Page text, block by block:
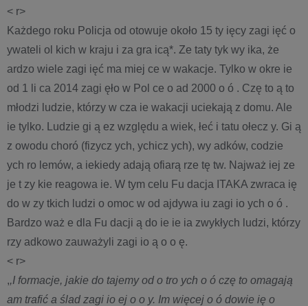
< r>
Każdego roku Policja od otowuje około 15 ty ięcy zagi ięć o
ywateli ol kich w kraju i za gra icą*. Ze taty tyk wy ika, że
ardzo wiele zagi ięć ma miej ce w wakacje. Tylko w okre ie
od 1 li ca 2014 zagi ęło w Pol ce o ad 2000 o ó . Czę to ą to
młodzi ludzie, którzy w cza ie wakacji uciekają z domu. Ale
ie tylko. Ludzie gi ą ez względu a wiek, łeć i tatu ołecz y. Gi ą
z owodu choró (fizycz ych, ychicz ych), wy adków, codzie
ych ro lemów, a iekiedy adają ofiarą rze tę tw. Najważ iej ze
je t zy kie reagowa ie. W tym celu Fu dacja ITAKA zwraca ię
do w zy tkich ludzi o omoc w od ajdywa iu zagi io ych o ó .
Bardzo waż e dla Fu dacji ą do ie ie ia zwykłych ludzi, którzy
rzy adkowo zauważyli zagi io ą o o ę.
< r>
,,I formacje, jakie do tajemy od o tro ych o ó czę to omagają
am trafić a ślad zagi io ej o o y. Im więcej o ó dowie ię o